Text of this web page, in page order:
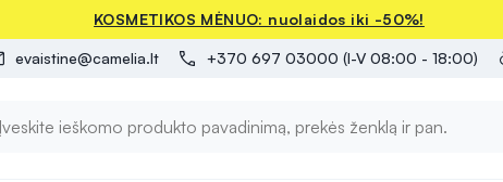
KOSMETIKOS MĖNUO: nuolaidos iki -50%!
evaistine@camelia.lt +370 697 03000 (I-V 08:00 - 18:00)